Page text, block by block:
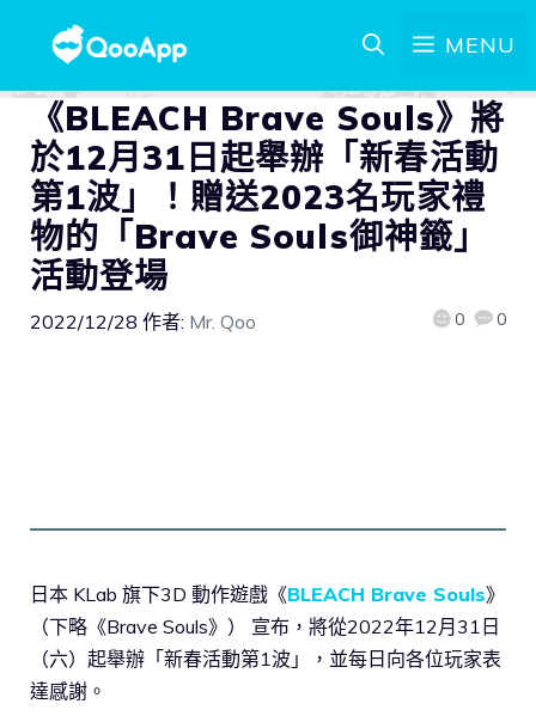
MENU
《BLEACH Brave Souls》將
於12月31日起舉辦「新春活動
第1波」！贈送2023名玩家禮
物的「Brave Souls御神籤」
活動登場
2022/12/28 作者: Mr. Qoo 0 0
日本 KLab 旗下3D 動作遊戲《BLEACH Brave Souls》
（下略《Brave Souls》） 宣布，將從2022年12月31日
（六）起舉辦「新春活動第1波」，並每日向各位玩家表
達感謝。